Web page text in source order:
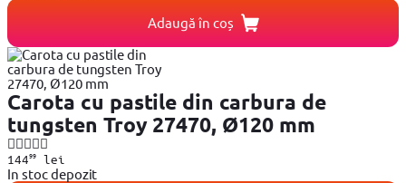
Adaugă în coș
Carota cu pastile din carbura de
tungsten Troy 27470, Ø120 mm
14499lei
In stoc depozit